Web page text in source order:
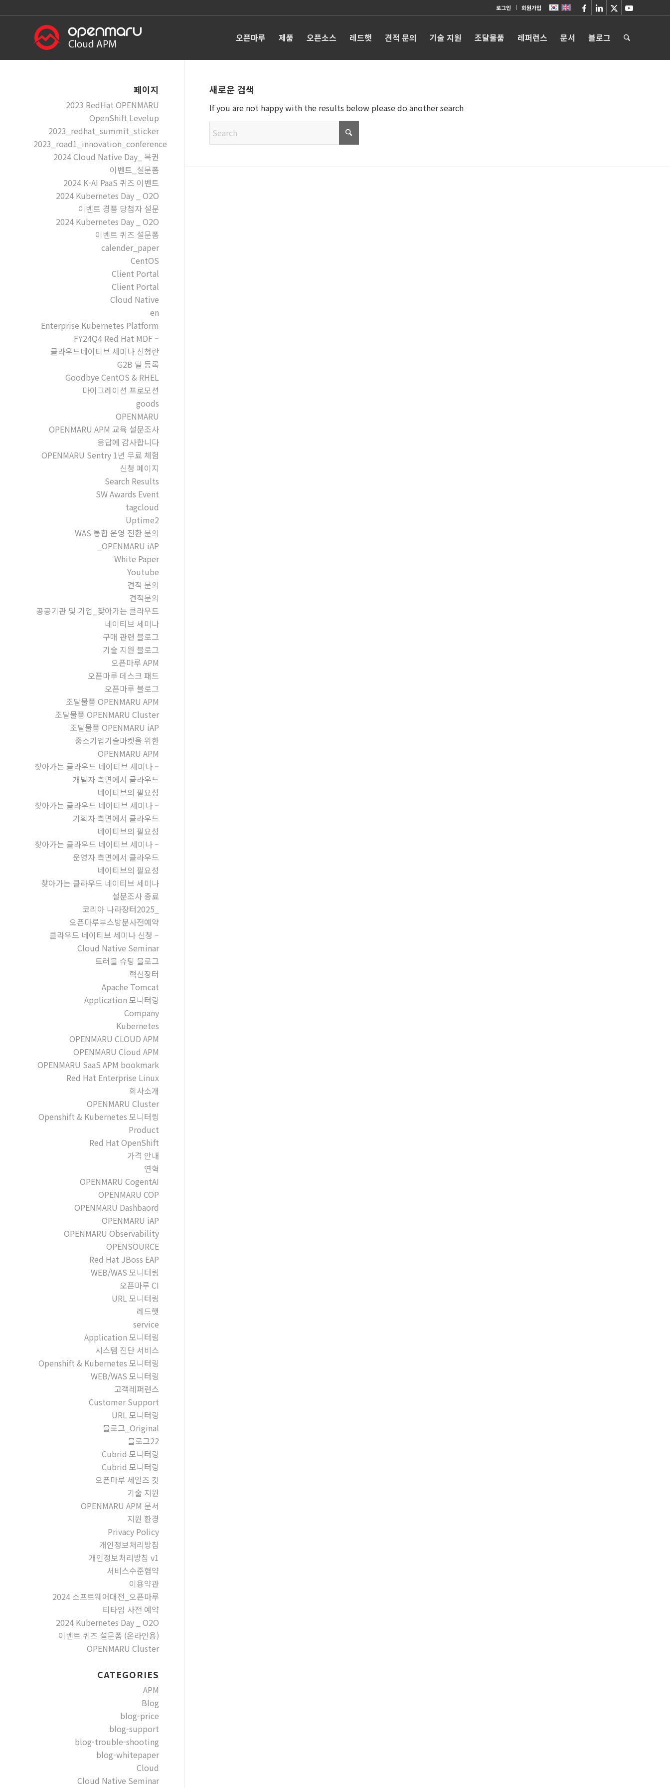
로그인 회원가입
오픈마루 제품 오픈소스 레드햇 견적 문의 기술 지원 조달물품 레퍼런스 문서 블로그
새로운 검색
If you are not happy with the results below please do another search
페이지
2023 RedHat OPENMARU
OpenShift Levelup
2023_redhat_summit_sticker
2023_road1_innovation_conference
2024 Cloud Native Day_ 복권
이벤트_설문폼
2024 K-AI PaaS 퀴즈 이벤트
2024 Kubernetes Day _ O2O
이벤트 경품 당첨자 설문
2024 Kubernetes Day _ O2O
이벤트 퀴즈 설문폼
calender_paper
CentOS
Client Portal
Client Portal
Cloud Native
en
Enterprise Kubernetes Platform
FY24Q4 Red Hat MDF –
클라우드네이티브 세미나 신청란
G2B 딜 등록
Goodbye CentOS & RHEL
마이그레이션 프로모션
goods
OPENMARU
OPENMARU APM 교육 설문조사
응답에 감사합니다
OPENMARU Sentry 1년 무료 체험
신청 페이지
Search Results
SW Awards Event
tagcloud
Uptime2
WAS 통합 운영 전환 문의
_OPENMARU iAP
White Paper
Youtube
견적 문의
견적문의
공공기관 및 기업_찾아가는 클라우드
네이티브 세미나
구매 관련 블로그
기술 지원 블로그
오픈마루 APM
오픈마루 데스크 패드
오픈마루 블로그
조달물품 OPENMARU APM
조달물품 OPENMARU Cluster
조달물품 OPENMARU iAP
중소기업기술마켓을 위한
OPENMARU APM
찾아가는 클라우드 네이티브 세미나 –
개발자 측면에서 클라우드
네이티브의 필요성
찾아가는 클라우드 네이티브 세미나 –
기획자 측면에서 클라우드
네이티브의 필요성
찾아가는 클라우드 네이티브 세미나 –
운영자 측면에서 클라우드
네이티브의 필요성
찾아가는 클라우드 네이티브 세미나
설문조사 종료
코리아 나라장터2025_
오픈마루부스방문사전예약
클라우드 네이티브 세미나 신청 –
Cloud Native Seminar
트러블 슈팅 블로그
혁신장터
Apache Tomcat
Application 모니터링
Company
Kubernetes
OPENMARU CLOUD APM
OPENMARU Cloud APM
OPENMARU SaaS APM bookmark
Red Hat Enterprise Linux
회사소개
OPENMARU Cluster
Openshift & Kubernetes 모니터링
Product
Red Hat OpenShift
가격 안내
연혁
OPENMARU CogentAI
OPENMARU COP
OPENMARU Dashbaord
OPENMARU iAP
OPENMARU Observability
OPENSOURCE
Red Hat JBoss EAP
WEB/WAS 모니터링
오픈마루 CI
URL 모니터링
레드햇
service
Application 모니터링
시스템 진단 서비스
Openshift & Kubernetes 모니터링
WEB/WAS 모니터링
고객레퍼런스
Customer Support
URL 모니터링
블로그_Original
블로그22
Cubrid 모니터링
Cubrid 모니터링
오픈마루 세일즈 킷
기술 지원
OPENMARU APM 문서
지원 환경
Privacy Policy
개인정보처리방침
개인정보처리방침 v1
서비스수준협약
이용약관
2024 소프트웨어대전_오픈마루
티타임 사전 예약
2024 Kubernetes Day _ O2O
이벤트 퀴즈 설문폼 (온라인용)
OPENMARU Cluster
CATEGORIES
APM
Blog
blog-price
blog-support
blog-trouble-shooting
blog-whitepaper
Cloud
Cloud Native Seminar